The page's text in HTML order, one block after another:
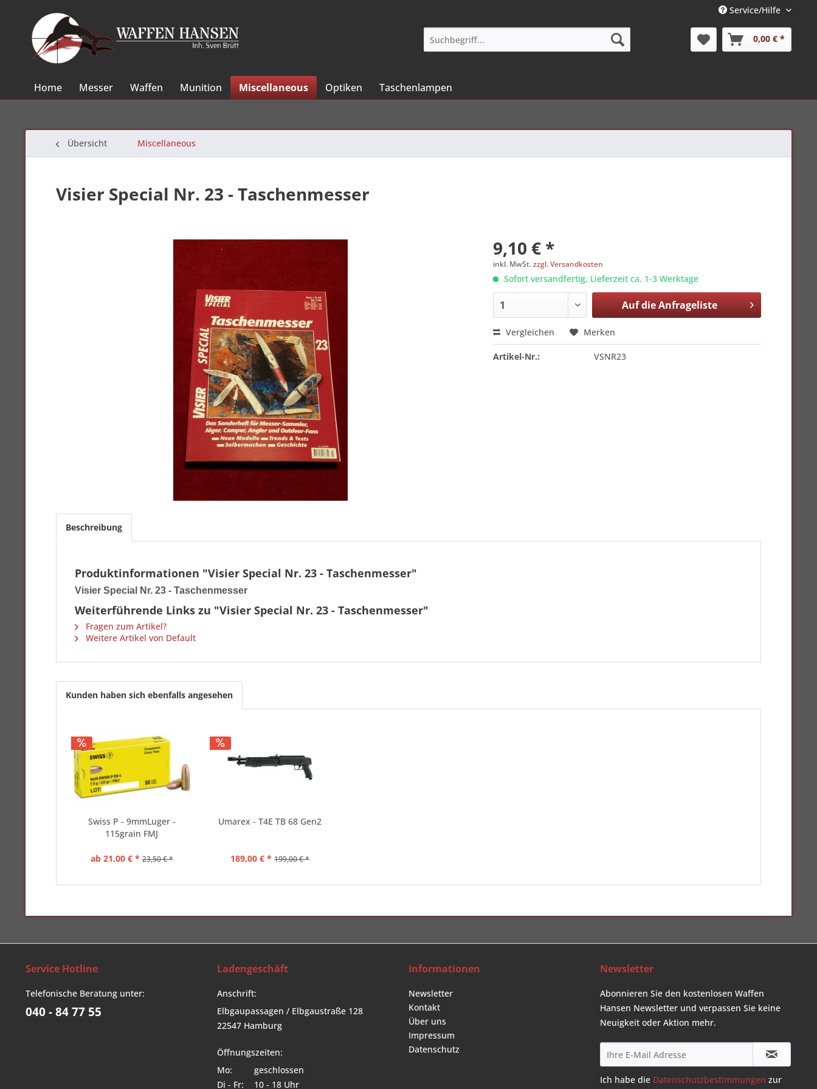
Service/Hilfe
0,00 € *
Home Messer Waffen Munition Miscellaneous Optiken Taschenlampen
Übersicht Miscellaneous
Visier Special Nr. 23 - Taschenmesser
9,10 € *
inkl. MwSt.zzgl. Versandkosten
Sofort versandfertig, Lieferzeit ca. 1-3 Werktage
Auf dieAnfrageliste
Vergleichen Merken
Artikel-Nr.: VSNR23
Beschreibung
Produktinformationen "Visier Special Nr. 23 - Taschenmesser"
Visier Special Nr. 23 - Taschenmesser
Weiterführende Links zu "Visier Special Nr. 23 - Taschenmesser"
Fragen zum Artikel?
Weitere Artikel von Default
Kunden haben sich ebenfalls angesehen
Swiss P - 9mmLuger -
115grain FMJ
ab 21,00 € * 23,50 € *
Umarex - T4E TB 68 Gen2
189,00 € * 199,00 € *
Service Hotline
Telefonische Beratung unter:
040 - 84 77 55
Ladengeschäft
Anschrift:
Elbgaupassagen / Elbgaustraße 128
22547 Hamburg
Öffnungszeiten:
Mo:
geschlossen
Di - Fr:
10 - 18 Uhr
Informationen
Newsletter
Kontakt
Über uns
Impressum
Datenschutz
Newsletter
Abonnieren Sie den kostenlosen Waffen
Hansen Newsletter und verpassen Sie keine
Neuigkeit oder Aktion mehr.
Ich habe die Datenschutzbestimmungen zur